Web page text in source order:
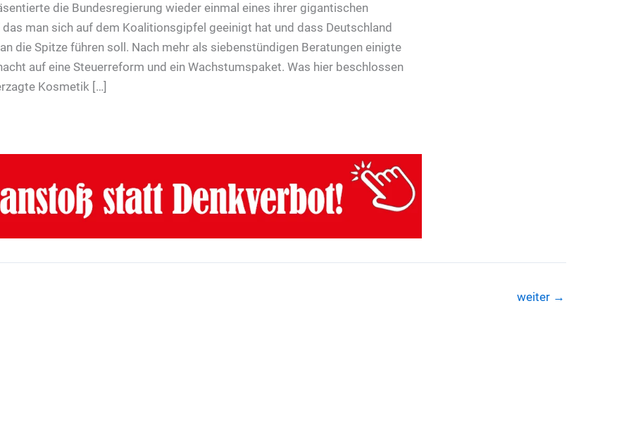
die Bundesregierung wieder einmal eines ihrer gigantischen
das man sich auf dem Koalitionsgipfel geeinigt hat und dass Deutschland
die Spitze führen soll. Nach mehr als siebenstündigen Beratungen einigte
auf eine Steuerreform und ein Wachstumspaket. Was hier beschlossen
Kosmetik […]
weiter →